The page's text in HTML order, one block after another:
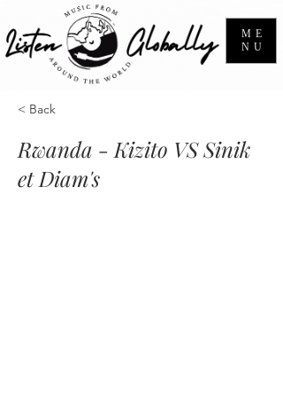
ME
NU
< Back
Rwanda - Kizito VS Sinik
et Diam's